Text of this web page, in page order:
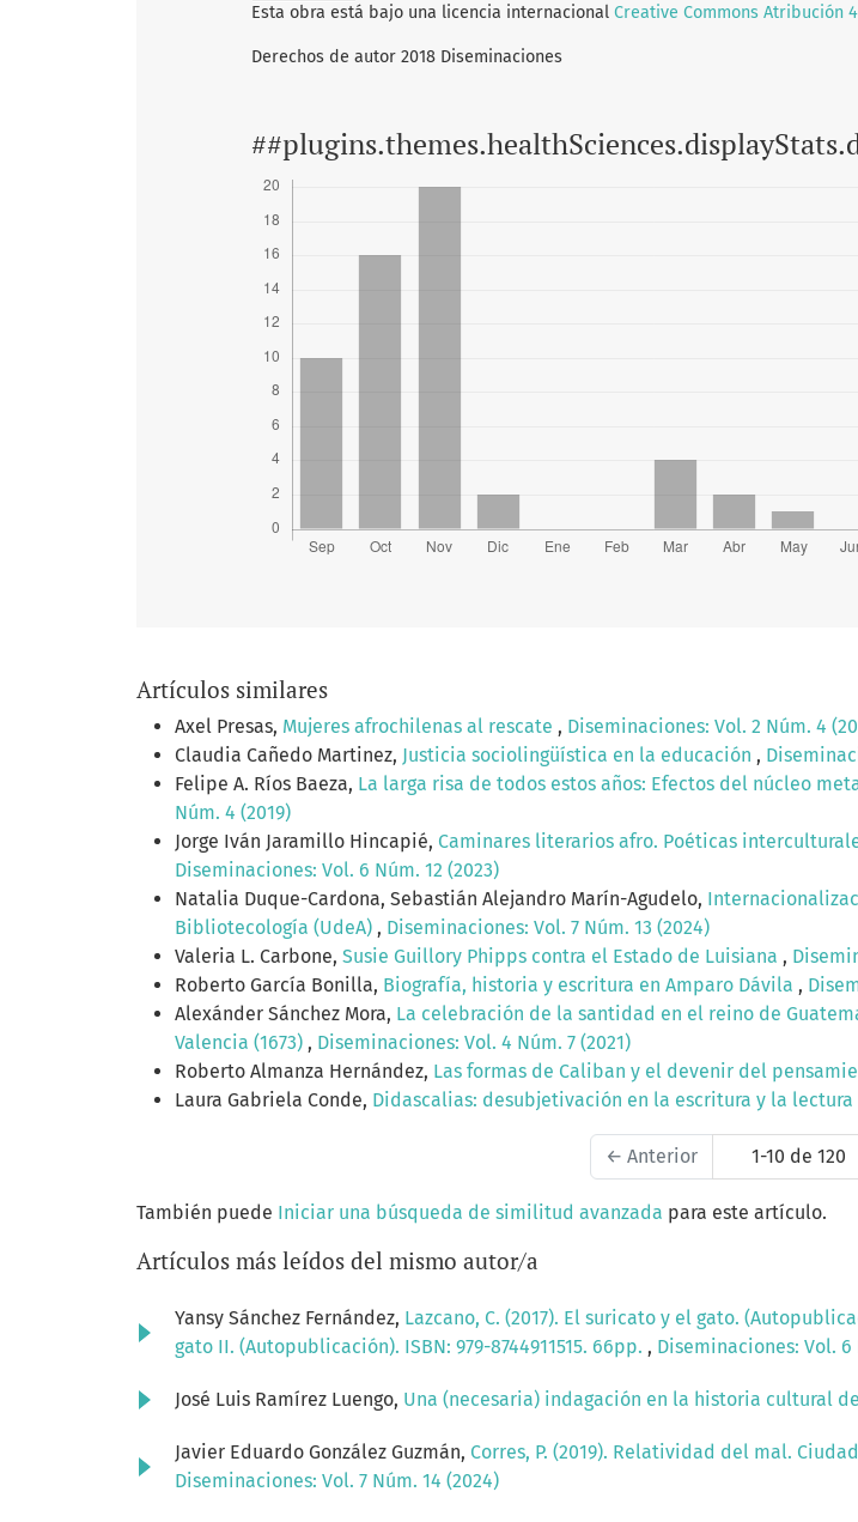
Esta obra está bajo una licencia internacional Creative Commons Atribución
Derechos de autor 2018 Diseminaciones
Artículos similares
Axel Presas, Mujeres afrochilenas al rescate , Diseminaciones: Vol. 2 Núm. 4
Claudia Cañedo Martinez, Justicia sociolingüística en la educación ,
Felipe A. Ríos Baeza, La larga risa de todos estos años: Efectos del núcleo
Núm. 4 (2019)
Jorge Iván Jaramillo Hincapié, Caminares literarios afro. Poéticas
Diseminaciones: Vol. 6 Núm. 12 (2023)
Natalia Duque-Cardona, Sebastián Alejandro Marín-Agudelo,
Bibliotecología (UdeA) , Diseminaciones: Vol. 7 Núm. 13 (2024)
Valeria L. Carbone, Susie Guillory Phipps contra el Estado de Luisiana ,
Roberto García Bonilla, Biografía, historia y escritura en Amparo Dávila ,
Alexánder Sánchez Mora, La celebración de la santidad en el reino de
Valencia (1673) , Diseminaciones: Vol. 4 Núm. 7 (2021)
Roberto Almanza Hernández, Las formas de Caliban y el devenir del
Laura Gabriela Conde, Didascalias: desubjetivación en la escritura y la
← Anterior 1-10 de 120
También puede Iniciar una búsqueda de similitud avanzada para este artículo.
Artículos más leídos del mismo autor/a
Yansy Sánchez Fernández, Lazcano, C. (2017). El suricato y el gato.
gato II. (Autopublicación). ISBN: 979-8744911515. 66pp. , Diseminaciones: Vol. 6
José Luis Ramírez Luengo, Una (necesaria) indagación en la historia cultural
Javier Eduardo González Guzmán, Corres, P. (2019). Relatividad del mal.
Diseminaciones: Vol. 7 Núm. 14 (2024)